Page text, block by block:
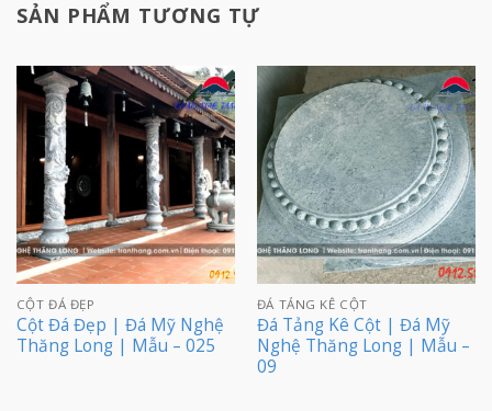
SẢN PHẨM TƯƠNG TỰ
CỘT ĐÁ ĐẸP
Cột Đá Đẹp | Đá Mỹ Nghệ
Thăng Long | Mẫu – 025
ĐÁ TẢNG KÊ CỘT
Đá Tảng Kê Cột | Đá Mỹ
Nghệ Thăng Long | Mẫu –
09